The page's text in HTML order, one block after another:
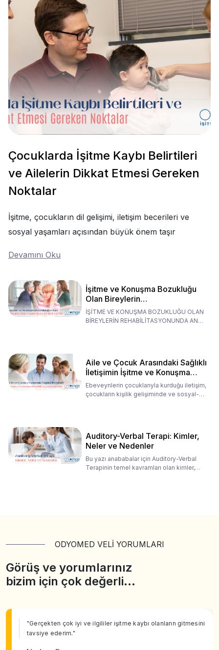
Çocuklarda İşitme Kaybı Belirtileri
ve Ailelerin Dikkat Etmesi Gereken
Noktalar
İşitme, çocukların dil gelişimi, iletişim becerileri ve
sosyal yaşamları açısından büyük önem taşır
Devamını Oku
İşitme ve Konuşma Bozukluğu
Olan Bireylerin
Rehabilitasyonunda Ana
Babaların Tutumları
İŞİTME VE KONUŞMA BOZUKLUĞU OLAN
BİREYLERİN REHABİLİTASYONUNDA ANA
Aile ve Çocuk Arasındaki Sağlıklı
İletişimin İşitme ve Konuşma
Rehabilitasyonundaki Rolü
Ebeveynlerin çocuklarıyla kurduğu iletişim,
çocukların kişilik gelişiminde ve sosyal-
Auditory-Verbal Terapi: Kimler,
Neler ve Nedenler
Bu yazı anababalar için Auditory-Verbal
Terapinin temel kavramları olan kimler,
ODYOMED VELİ YORUMLARI
Görüş ve yorumlarınız
bizim için çok değerli…
"Gerçekten çok iyi ve ilgililer işitme kaybı olanların gitmesini
tavsiye ederim."